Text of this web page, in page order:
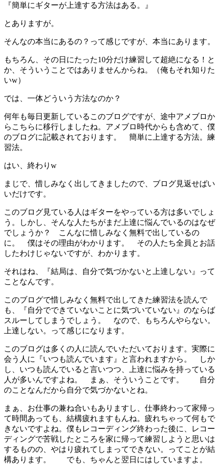
『簡単にギターが上達する方法はある。』
とありますが。
そんなの本当にあるの？って感じですが、本当にあります。
もちろん、その日にたった10分だけ練習して超絶になる！と
か、そういうことではありませんからね。（俺もそれ知りた
いw）
では、一体どういう方法なのか？
何年も毎日更新しているこのブログですが、途中アメブロか
らこちらに移行しましたね。アメブロ時代からも含めて、僕
のブログに記載されております。 簡単に上達する方法。練
習法。
はい、終わりw
まじで、惜しみなく出してきましたので、ブログ見返せばい
いだけです。
このブログ見ている人はギターをやっている方は多いでしょ
う。しかし、そんな人たちがまだ上達に悩んでいるのはなぜ
でしょうか？ こんなに惜しみなく無料で出しているの
に。 僕はその理由がわかります。 その人たち全員とお話
したわけじゃないですが、わかります。
それはね、『結局は、自分で気づかないと上達しない』って
ことなんです。
このブログで惜しみなく無料で出してきた練習法を読んで
も、『自分でできていないことに気づいていない』のならば
スルーしてしまうでしょう。 なので、もちろんやらない。
上達しない。って感じになります。
このブログは多くの人に読んでいただいております。実際に
会う人に『いつも読んでいます』と言われますから。 しか
し、いつも読んでいると言いつつ、上達に悩みを持っている
人が多いんですよね。 まぁ、そういうことです。 自分
のことなんだから自分で気づかないとね。
まぁ、お仕事の兼ね合いもありますし、仕事終わって家帰っ
て時間あっても、結構疲れますもんね。疲れちゃって何もで
きないですよね。僕もレコーディング終わった後に、レコー
ディングで苦戦したところを家に帰って練習しようと思いは
するものの、やはり疲れてしまってできない。ってことが結
構あります。 でも、ちゃんと翌日にはしていますよ。